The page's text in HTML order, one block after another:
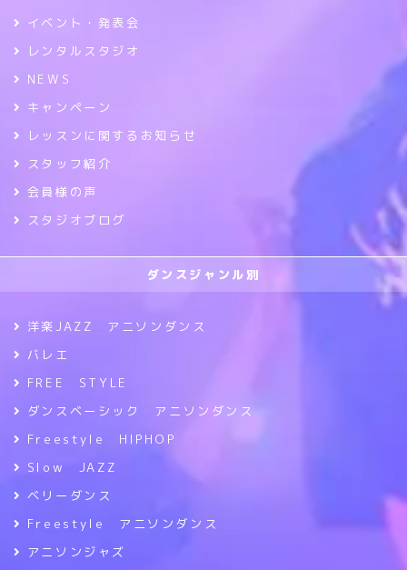
イベント・発表会
レンタルスタジオ
NEWS
キャンペーン
レッスンに関するお知らせ
スタッフ紹介
会員様の声
スタジオブログ
ダンスジャンル別
洋楽JAZZ アニソンダンス
バレエ
FREE STYLE
ダンスベーシック アニソンダンス
Freestyle HIPHOP
Slow JAZZ
ベリーダンス
Freestyle アニソンダンス
アニソンジャズ